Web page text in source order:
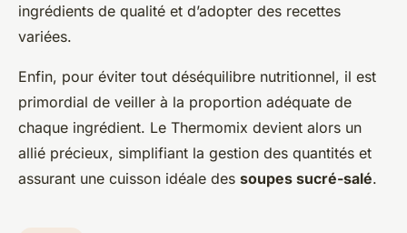
ingrédients de qualité et d’adopter des recettes
variées.
Enfin, pour éviter tout déséquilibre nutritionnel, il est
primordial de veiller à la proportion adéquate de
chaque ingrédient. Le Thermomix devient alors un
allié précieux, simplifiant la gestion des quantités et
assurant une cuisson idéale des soupes sucré-salé.